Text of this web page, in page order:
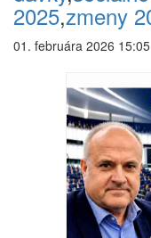
2025,zmeny
01. februára 2026 15:05